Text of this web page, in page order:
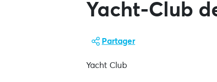
Yacht-Club
Partager
Yacht Club